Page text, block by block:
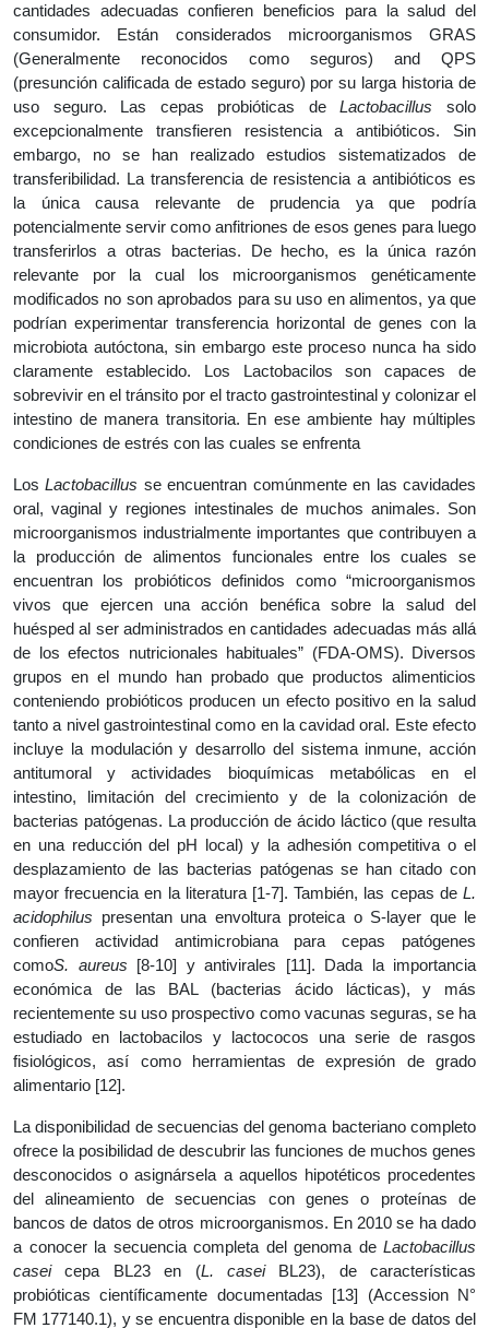
cantidades adecuadas confieren beneficios para la salud del
consumidor. Están considerados microorganismos GRAS
(Generalmente reconocidos como seguros) and QPS
(presunción calificada de estado seguro) por su larga historia de
uso seguro. Las cepas probióticas deLactobacillus solo
excepcionalmente transfieren resistencia a antibióticos. Sin
embargo, no se han realizado estudios sistematizados de
transferibilidad. La transferencia de resistencia a antibióticos es
la única causa relevante de prudencia ya que podría
potencialmente servir como anfitriones de esos genes para luego
transferirlos a otras bacterias. De hecho, es la única razón
relevante por la cual los microorganismos genéticamente
modificados no son aprobados para su uso en alimentos, ya que
podrían experimentar transferencia horizontal de genes con la
microbiota autóctona, sin embargo este proceso nunca ha sido
claramente establecido. Los Lactobacilos son capaces de
sobrevivir en el tránsito por el tracto gastrointestinal y colonizar el
intestino de manera transitoria. En ese ambiente hay múltiples
condiciones de estrés con las cuales se enfrenta
LosLactobacillus se encuentran comúnmente en las cavidades
oral, vaginal y regiones intestinales de muchos animales. Son
microorganismos industrialmente importantes que contribuyen a
la producción de alimentos funcionales entre los cuales se
encuentran los probióticos definidos como “microorganismos
vivos que ejercen una acción benéfica sobre la salud del
huésped al ser administrados en cantidades adecuadas más allá
de los efectos nutricionales habituales” (FDA-OMS). Diversos
grupos en el mundo han probado que productos alimenticios
conteniendo probióticos producen un efecto positivo en la salud
tanto a nivel gastrointestinal como en la cavidad oral. Este efecto
incluye la modulación y desarrollo del sistema inmune, acción
antitumoral y actividades bioquímicas metabólicas en el
intestino, limitación del crecimiento y de la colonización de
bacterias patógenas. La producción de ácido láctico (que resulta
en una reducción del pH local) y la adhesión competitiva o el
desplazamiento de las bacterias patógenas se han citado con
mayor frecuencia en la literatura [1-7]. También, las cepas de L.
acidophilus presentan una envoltura proteica o S-layer que le
confieren actividad antimicrobiana para cepas patógenes
comoS. aureus [8-10] y antivirales [11]. Dada la importancia
económica de las BAL (bacterias ácido lácticas), y más
recientemente su uso prospectivo como vacunas seguras, se ha
estudiado en lactobacilos y lactococos una serie de rasgos
fisiológicos, así como herramientas de expresión de grado
alimentario [12].
La disponibilidad de secuencias del genoma bacteriano completo
ofrece la posibilidad de descubrir las funciones de muchos genes
desconocidos o asignársela a aquellos hipotéticos procedentes
del alineamiento de secuencias con genes o proteínas de
bancos de datos de otros microorganismos. En 2010 se ha dado
a conocer la secuencia completa del genoma de Lactobacillus
caseicepa BL23 en (L. caseiBL23), de características
probióticas científicamente documentadas [13] (Accession N°
FM 177140.1), y se encuentra disponible en la base de datos del